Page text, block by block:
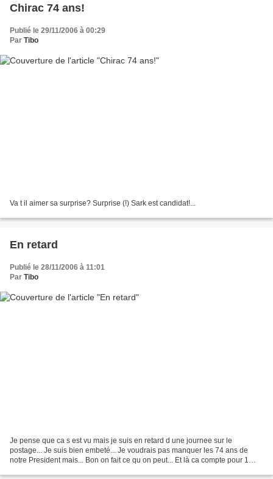
Chirac 74 ans!
Publié le 29/11/2006 à 00:29
Par Tibo
Va t il aimer sa surprise? Surprise (!) Sark est candidat!...
En retard
Publié le 28/11/2006 à 11:01
Par Tibo
Je pense que ca s est vu mais je suis en retard d une journee sur le
postage... Je suis bien embeté... Je voudrais pas manquer les 74 ans de
notre President mais... Bon on fait ce qu on peut... Et là ca compte pour 1